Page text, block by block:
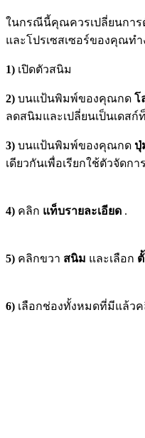
ในกรณีนี้คุณควรเปลี่ยนการตั้
และโปรเซสเซอร์ของคุณท
1) เปิดตัวสนิม
2) บนแป้นพิมพ์ของคุณกด โ
ลดสนิมและเปลี่ยนเป็นเดส
3) บนแป้นพิมพ์ของคุณกด ปุ่
เดียวกันเพื่อเรียกใช้ตัวจัดกา
4) คลิก แท็บรายละเอียด .
5) คลิกขวา สนิม และเลือก
6) เลือกช่องทั้งหมดที่มีแล้ว